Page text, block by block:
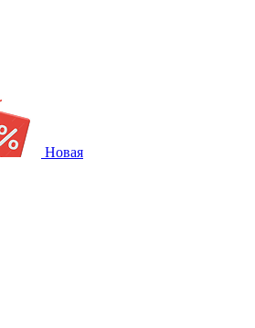
Новая